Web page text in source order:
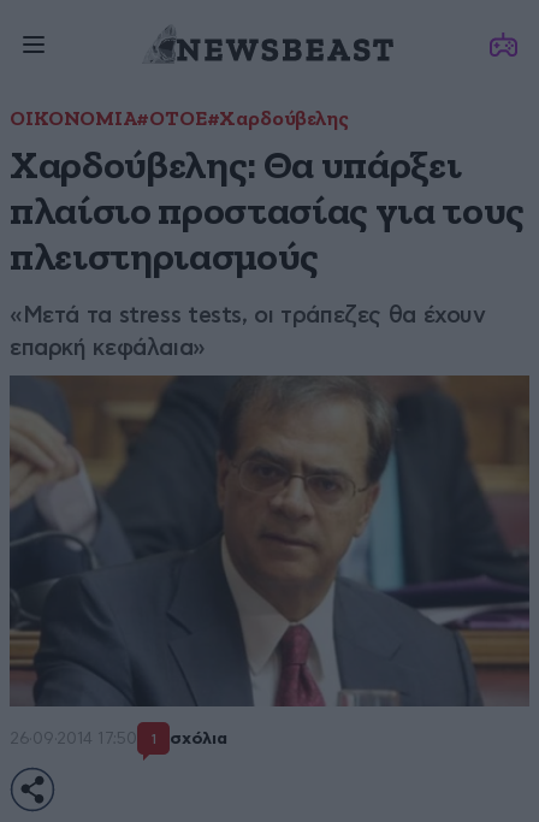
ΟΙΚΟΝΟΜΙΑ#ΟΤΟΕ#Χαρδούβελης
Χαρδούβελης: Θα υπάρξει
πλαίσιο προστασίας για τους
πλειστηριασμούς
«Μετά τα stress tests, οι τράπεζες θα έχουν
επαρκή κεφάλαια»
26·09·2014 17:50 1 σχόλια